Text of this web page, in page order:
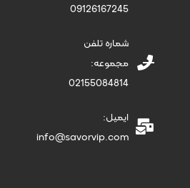
09126167245
شماره تلفن
مجموعه:
02155084814
ایمیل:
info@savorvip.com